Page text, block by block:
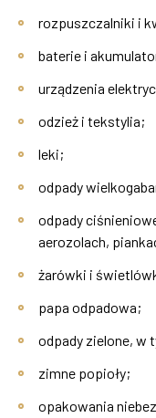
rozpuszczalniki i
baterie i
urządzenia
odzież i tekstylia;
leki;
odpady
odpady
aerozolach,
żarówki i
papa odpadowa;
odpady zielone, w
zimne popioły;
opakowania